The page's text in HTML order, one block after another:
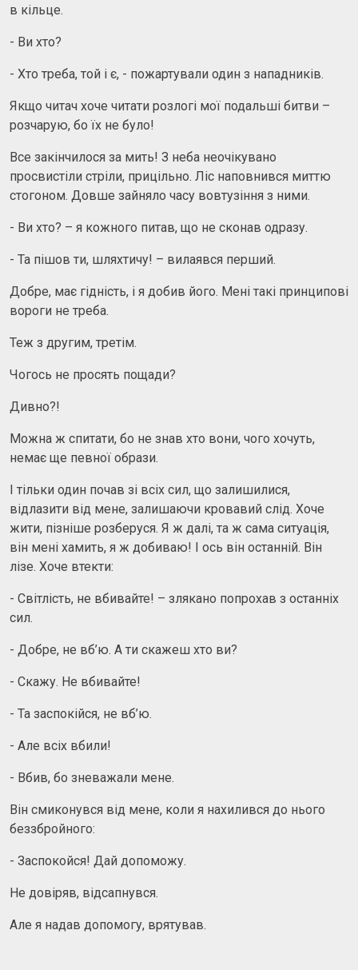
в кільце.
- Ви хто?
- Хто треба, той і є, - пожартували один з нападників.
Якщо читач хоче читати розлогі мої подальші битви –
розчарую, бо їх не було!
Все закінчилося за мить! З неба неочікувано
просвистіли стріли, прицільно. Ліс наповнився миттю
стогоном. Довше зайняло часу вовтузіння з ними.
- Ви хто? – я кожного питав, що не сконав одразу.
- Та пішов ти, шляхтичу! – вилаявся перший.
Добре, має гідність, і я добив його. Мені такі принципові
вороги не треба.
Теж з другим, третім.
Чогось не просять пощади?
Дивно?!
Можна ж спитати, бо не знав хто вони, чого хочуть,
немає ще певної образи.
І тільки один почав зі всіх сил, що залишилися,
відлазити від мене, залишаючи кровавий слід. Хоче
жити, пізніше розберуся. Я ж далі, та ж сама ситуація,
він мені хамить, я ж добиваю! І ось він останній. Він
лізе. Хоче втекти:
- Світлість, не вбивайте! – злякано попрохав з останніх
сил.
- Добре, не вб’ю. А ти скажеш хто ви?
- Скажу. Не вбивайте!
- Та заспокійся, не вб’ю.
- Але всіх вбили!
- Вбив, бо зневажали мене.
Він смиконувся від мене, коли я нахилився до нього
беззбройного:
- Заспокойся! Дай допоможу.
Не довіряв, відсапнувся.
Але я надав допомогу, врятував.